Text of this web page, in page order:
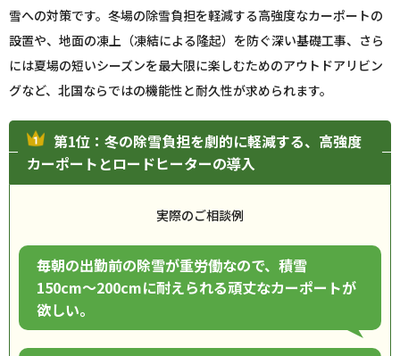
雪への対策です。冬場の除雪負担を軽減する高強度なカーポートの
設置や、地面の凍上（凍結による隆起）を防ぐ深い基礎工事、さら
には夏場の短いシーズンを最大限に楽しむためのアウトドアリビン
グなど、北国ならではの機能性と耐久性が求められます。
第1位：冬の除雪負担を劇的に軽減する、高強度
カーポートとロードヒーターの導入
実際のご相談例
毎朝の出勤前の除雪が重労働なので、積雪
150cm〜200cmに耐えられる頑丈なカーポートが
欲しい。